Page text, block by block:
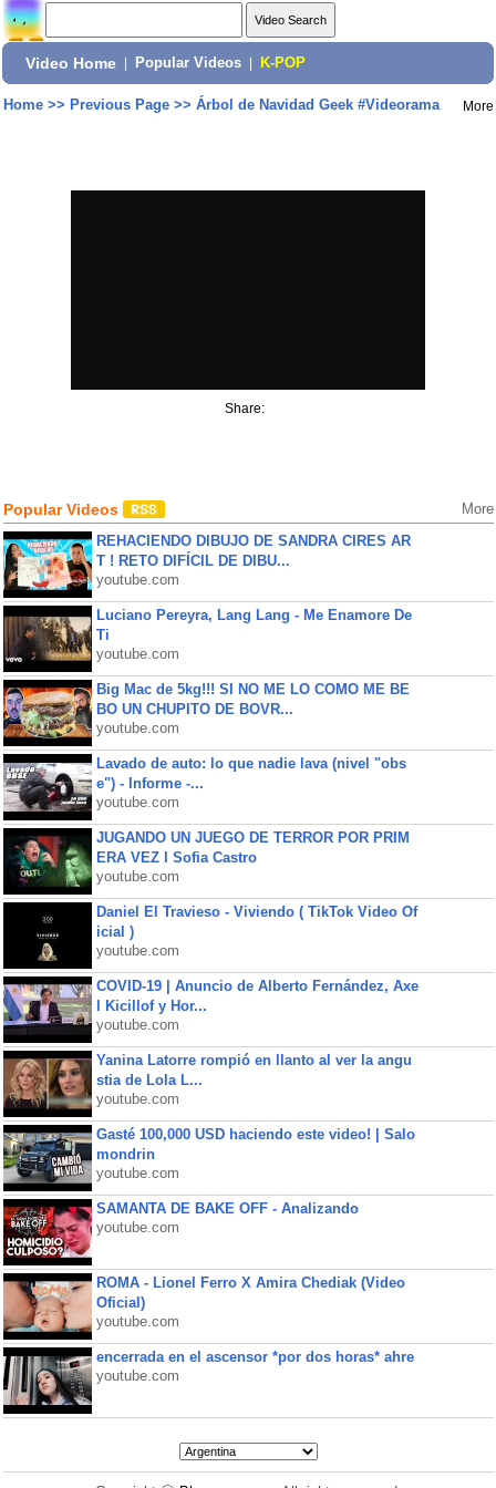
Video Home Popular Videos K-POP
Home>> Previous Page>> Árbol de Navidad Geek #Videorama More
Share:
Popular Videos More
REHACIENDO DIBUJO DE SANDRA CIRES AR
T ! RETO DIFÍCIL DE DIBU...
youtube.com
Luciano Pereyra, Lang Lang - Me Enamore De
Ti
youtube.com
Big Mac de 5kg!!! SI NO ME LO COMO ME BE
BO UN CHUPITO DE BOVR...
youtube.com
Lavado de auto: lo que nadie lava (nivel "obs
e") - Informe -...
youtube.com
JUGANDO UN JUEGO DE TERROR POR PRIM
ERA VEZ l Sofia Castro
youtube.com
Daniel El Travieso - Viviendo ( TikTok Video Of
icial )
youtube.com
COVID-19 | Anuncio de Alberto Fernández, Axe
l Kicillof y Hor...
youtube.com
Yanina Latorre rompió en llanto al ver la angu
stia de Lola L...
youtube.com
Gasté 100,000 USD haciendo este video! | Salo
mondrin
youtube.com
SAMANTA DE BAKE OFF - Analizando
youtube.com
ROMA - Lionel Ferro X Amira Chediak (Video
Oficial)
youtube.com
encerrada en el ascensor *por dos horas* ahre
youtube.com